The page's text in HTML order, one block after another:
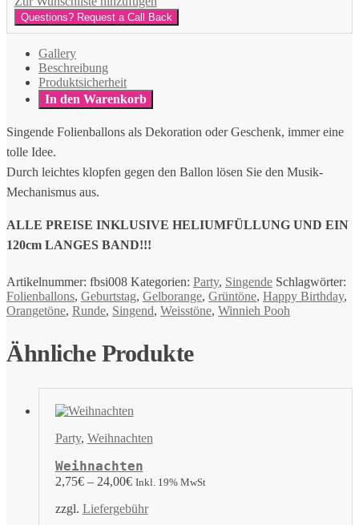
Questions? Request a Call Back
Gallery
Beschreibung
Produktsicherheit
In den Warenkorb
Singende Folienballons als Dekoration oder Geschenk, immer eine
tolle Idee.
Durch leichtes klopfen gegen den Ballon lösen Sie den Musik-
Mechanismus aus.
ALLE PREISE INKLUSIVE HELIUMFÜLLUNG UND EIN
120cm LANGES BAND!!!
Artikelnummer: fbsi008 Kategorien: Party, Singende Schlagwörter:
Folienballons, Geburtstag, Gelborange, Grüntöne, Happy Birthday,
Orangetöne, Runde, Singend, Weisstöne, Winnieh Pooh
Ähnliche Produkte
Party, Weihnachten
Weihnachten
2,75€– 24,00€ Inkl. 19% MwSt
zzgl. Liefergebühr